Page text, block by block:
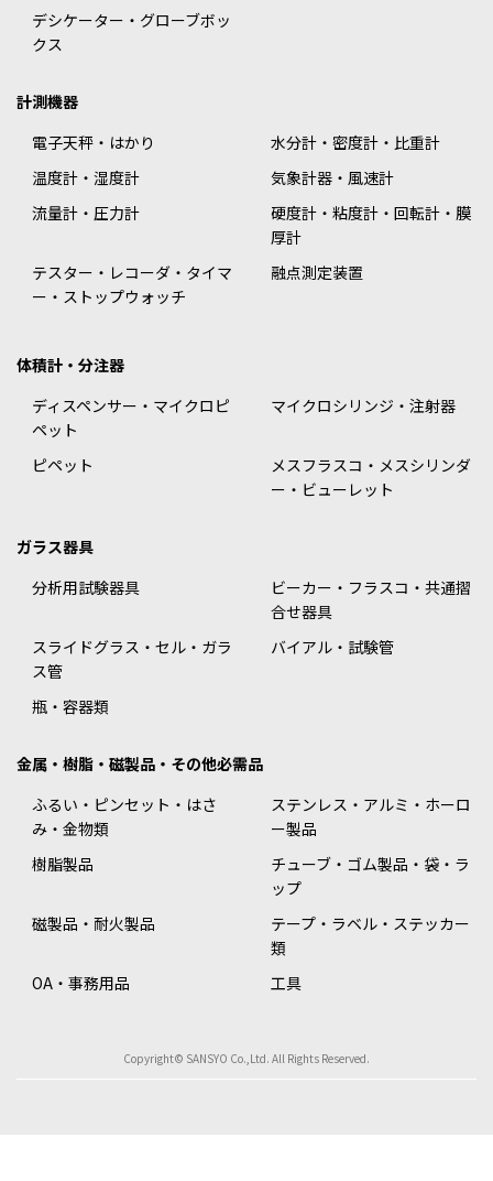
デシケーター・グローブボッ
クス
計測機器
電子天秤・はかり
水分計・密度計・比重計
温度計・湿度計
気象計器・風速計
流量計・圧力計
硬度計・粘度計・回転計・膜
厚計
テスター・レコーダ・タイマ
ー・ストップウォッチ
融点測定装置
体積計・分注器
ディスペンサー・マイクロピ
ペット
マイクロシリンジ・注射器
ピペット
メスフラスコ・メスシリンダ
ー・ビューレット
ガラス器具
分析用試験器具
ビーカー・フラスコ・共通摺
合せ器具
スライドグラス・セル・ガラ
ス管
バイアル・試験管
瓶・容器類
金属・樹脂・磁製品・その他必需品
ふるい・ピンセット・はさ
み・金物類
ステンレス・アルミ・ホーロ
ー製品
樹脂製品
チューブ・ゴム製品・袋・ラ
ップ
磁製品・耐火製品
テープ・ラベル・ステッカー
類
OA・事務用品
工具
Copyright© SANSYO Co.,Ltd. All Rights Reserved.